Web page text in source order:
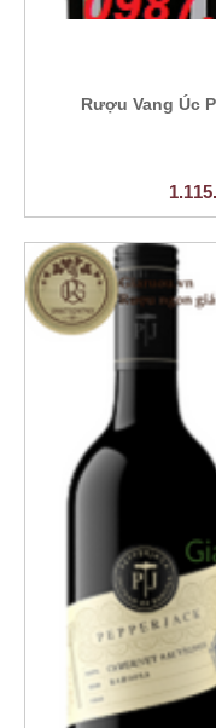
Rượu Vang Úc